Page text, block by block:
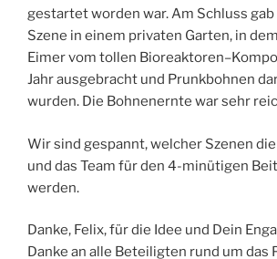
gestartet worden war. Am Schluss gab
Szene in einem privaten Garten, in
Eimer vom tollen
Jahr ausgebracht und Prunkbohnen
wurden. Die Bohnenernte war sehr
Wir sind gespannt, welcher Szenen die
und das Team für den 4-minütigen
werden.
Danke, Felix, für die Idee und Dein
Danke an alle Beteiligten rund um das